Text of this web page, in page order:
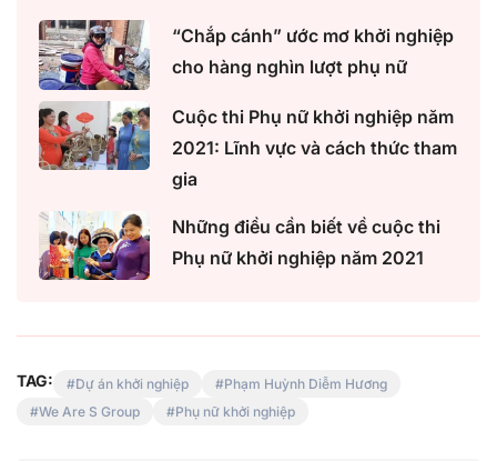
“Chắp cánh” ước mơ khởi nghiệp
cho hàng nghìn lượt phụ nữ
Cuộc thi Phụ nữ khởi nghiệp năm
2021: Lĩnh vực và cách thức tham
gia
Những điều cần biết về cuộc thi
Phụ nữ khởi nghiệp năm 2021
TAG: Dự án khởi nghiệp
Phạm Huỳnh Diễm Hương
We Are S Group
Phụ nữ khởi nghiệp